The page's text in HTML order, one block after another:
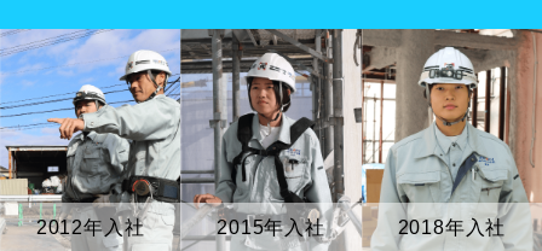
2012年入社 2015年入社 2018年入社